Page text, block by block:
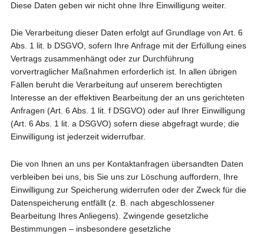
Diese Daten geben wir nicht ohne Ihre Einwilligung weiter.
Die Verarbeitung dieser Daten erfolgt auf Grundlage von Art. 6
Abs. 1 lit. b DSGVO, sofern Ihre Anfrage mit der Erfüllung eines
Vertrags zusammenhängt oder zur Durchführung
vorvertraglicher Maßnahmen erforderlich ist. In allen übrigen
Fällen beruht die Verarbeitung auf unserem berechtigten
Interesse an der effektiven Bearbeitung der an uns gerichteten
Anfragen (Art. 6 Abs. 1 lit. f DSGVO) oder auf Ihrer Einwilligung
(Art. 6 Abs. 1 lit. a DSGVO) sofern diese abgefragt wurde; die
Einwilligung ist jederzeit widerrufbar.
Die von Ihnen an uns per Kontaktanfragen übersandten Daten
verbleiben bei uns, bis Sie uns zur Löschung auffordern, Ihre
Einwilligung zur Speicherung widerrufen oder der Zweck für die
Datenspeicherung entfällt (z. B. nach abgeschlossener
Bearbeitung Ihres Anliegens). Zwingende gesetzliche
Bestimmungen – insbesondere gesetzliche